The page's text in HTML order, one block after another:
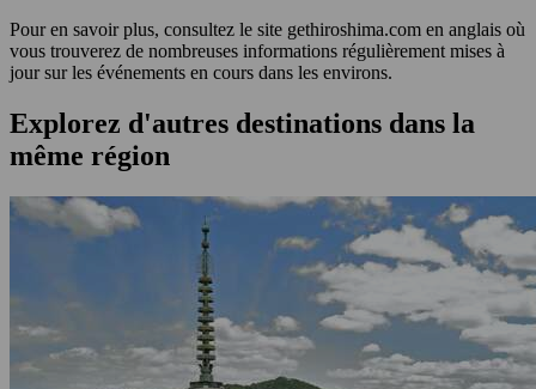
Pour en savoir plus, consultez le site gethiroshima.com en anglais où
vous trouverez de nombreuses informations régulièrement mises à
jour sur les événements en cours dans les environs.
Explorez d'autres destinations dans la
même région